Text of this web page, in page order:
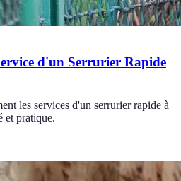
d'un Serrurier Rapide
les services d'un serrurier rapide à
et pratique.